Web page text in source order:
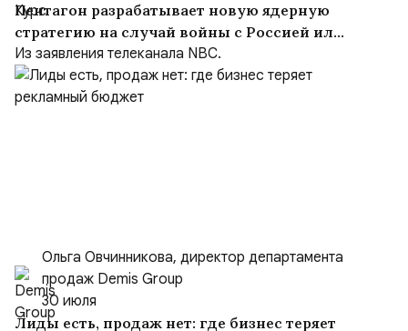
Пентагон разрабатывает новую ядерную
стратегию на случай войны с Россией или
Китаем
Из заявления телеканала NBC.
Ольга Овчинникова, директор департамента
продаж Demis Group
30 июля
Лиды есть, продаж нет: где бизнес теряет